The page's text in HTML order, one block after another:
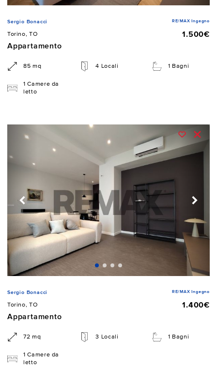
Sergio Bonacci RE/MAX Ingegno
Torino, TO
1.500€
Appartamento
85 mq 4 Locali 1 Bagni
1 Camere da
letto
Sergio Bonacci RE/MAX Ingegno
Torino, TO
1.400€
Appartamento
72 mq 3 Locali 1 Bagni
1 Camere da
letto